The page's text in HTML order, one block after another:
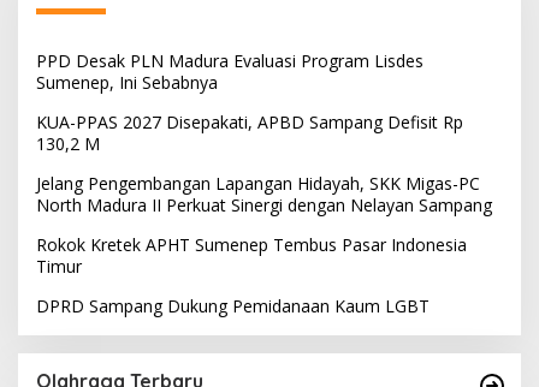
PPD Desak PLN Madura Evaluasi Program Lisdes
Sumenep, Ini Sebabnya
KUA-PPAS 2027 Disepakati, APBD Sampang Defisit Rp
130,2 M
Jelang Pengembangan Lapangan Hidayah, SKK Migas-PC
North Madura II Perkuat Sinergi dengan Nelayan Sampang
Rokok Kretek APHT Sumenep Tembus Pasar Indonesia
Timur
DPRD Sampang Dukung Pemidanaan Kaum LGBT
Olahraga Terbaru